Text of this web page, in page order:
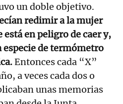
un doble objetivo.
redimir a la mujer
está en peligro de caer y,
de termómetro
Entonces cada “X”
a veces cada dos o
unas memorias